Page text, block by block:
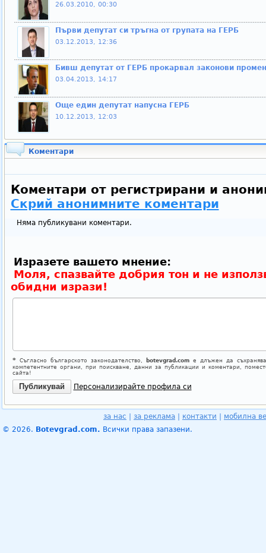
26.03.2010, 00:30
Първи депутат си тръгна от групата на ГЕРБ
03.12.2013, 12:36
Бивш депутат от ГЕРБ прокарвал законови
03.04.2013, 14:17
Още един депутат напусна ГЕРБ
10.12.2013, 12:03
Коментари
Коментари от регистрирани и
Скрий анонимните коментари
Няма публикувани коментари.
Изразете вашето мнение:
Моля, спазвайте добрия тон и не
обидни изрази!
*Съгласно българското законодателство, botevgrad.comе длъжен да
компетентните органи, при поискване, данни за публикации и коментари,
сайта!
Персонализирайте профила си
за нас за реклама контакти
мобилна
© 2026. Botevgrad.com. Всички права запазени.